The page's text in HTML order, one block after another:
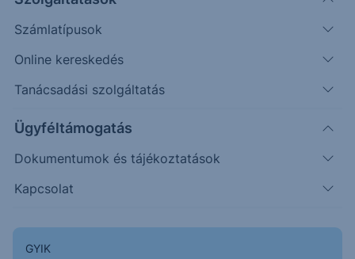
Számlatípusok
Online kereskedés
Tanácsadási szolgáltatás
Ügyféltámogatás
Dokumentumok és tájékoztatások
Kapcsolat
GYIK